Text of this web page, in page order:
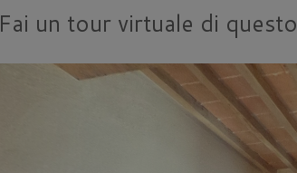
Fai un tour virtuale di questo